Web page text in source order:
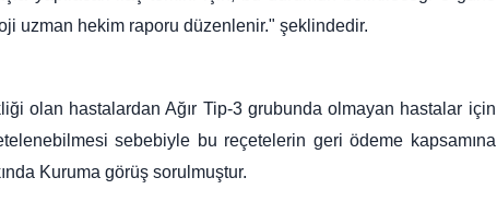
uzman hekim raporu düzenlenir." şeklindedir.
olan hastalardan Ağır Tip-3 grubunda olmayan hastalar için
sebebiyle bu reçetelerin geri ödeme kapsamına
Kuruma görüş sorulmuştur.